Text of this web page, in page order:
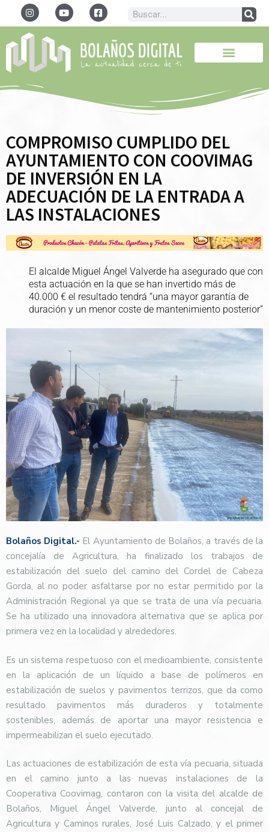
COMPROMISO CUMPLIDO DEL
AYUNTAMIENTO CON COOVIMAG
DE INVERSIÓN EN LA
ADECUACIÓN DE LA ENTRADA A
LAS INSTALACIONES
El alcalde Miguel Ángel Valverde ha asegurado que con
esta actuación en la que se han invertido más de
40.000 € el resultado tendrá “una mayor garantía de
duración y un menor coste de mantenimiento posterior”
Bolaños Digital.- El Ayuntamiento de Bolaños, a través de la
concejalía de Agricultura, ha finalizado los trabajos de
estabilización del suelo del camino del Cordel de Cabeza
Gorda, al no poder asfaltarse por no estar permitido por la
Administración Regional ya que se trata de una vía pecuaria.
Se ha utilizado una innovadora alternativa que se aplica por
primera vez en la localidad y alrededores.
Es un sistema respetuoso con el medioambiente, consistente
en la aplicación de un líquido a base de polímeros en
estabilización de suelos y pavimentos terrizos, que da como
resultado pavimentos más duraderos y totalmente
sostenibles, además de aportar una mayor resistencia e
impermeabilizan el suelo ejecutado.
Las actuaciones de estabilización de esta vía pecuaria, situada
en el camino junto a las nuevas instalaciones de la
Cooperativa Coovimag, contaron con la visita del alcalde de
Bolaños, Miguel Ángel Valverde, junto al concejal de
Agricultura y Caminos rurales, José Luis Calzado, y el primer